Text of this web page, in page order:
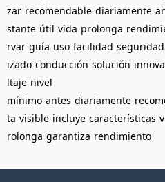
zar recomendable diariamente
stante útil vida prolonga
rvar guía uso facilidad seguridad
izado conducción solución
ltaje nivel
mínimo antes diariamente
ta visible incluye características
rolonga garantiza rendimiento